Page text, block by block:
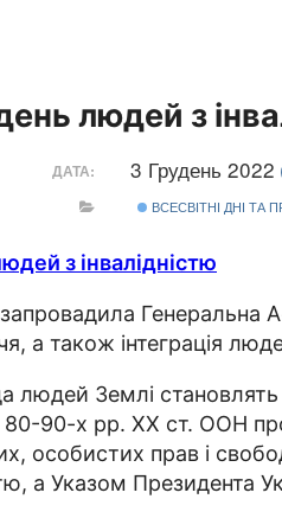
людей з
ДАТА: 3 Грудень 2022
ВСЕСВІТНІ ДНІ ТА
Генеральна
а також інтеграція
людей Землі
80-90-х рр. ХХ ст. ООН
особистих прав і
а Указом Президента